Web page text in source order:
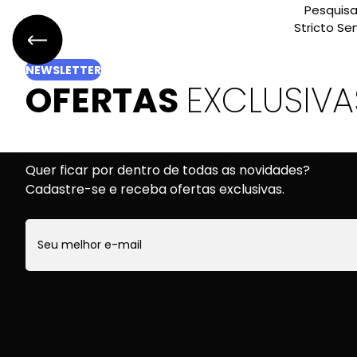
NEWSLETTER
OFERTAS
Quer ficar por dentro de todas as novidades?
Cadastre-se e receba ofertas exclusivas.